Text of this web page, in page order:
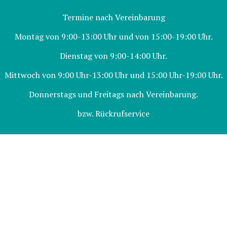
Termine nach Vereinbarung
Montag von 9:00-13:00 Uhr und von 15:00-19:00 Uhr.
Dienstag von 9:00-14:00 Uhr.
Mittwoch von 9:00 Uhr-13:00 Uhr und 15:00 Uhr-19:00 Uhr.
Donnerstags und Freitags nach Vereinbarung.
bzw. Rückrufservice